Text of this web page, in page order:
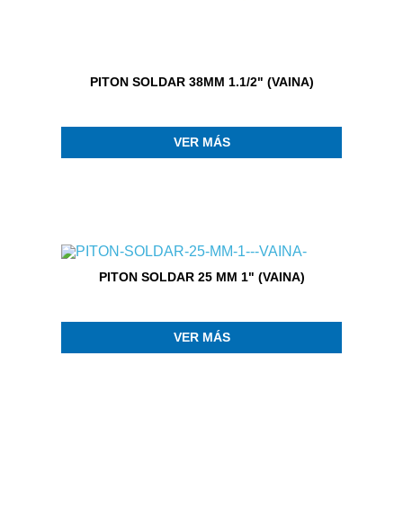
PITON SOLDAR 38MM 1.1/2" (VAINA)
VER MÁS
PITON SOLDAR 25 MM 1" (VAINA)
VER MÁS